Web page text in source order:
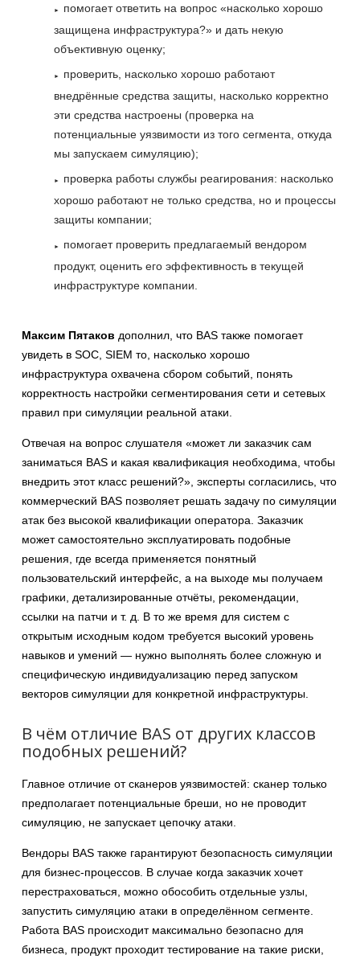
помогает ответить на вопрос «насколько хорошо
защищена инфраструктура?» и дать некую
объективную оценку;
проверить, насколько хорошо работают
внедрённые средства защиты, насколько корректно
эти средства настроены (проверка на
потенциальные уязвимости из того сегмента, откуда
мы запускаем симуляцию);
проверка работы службы реагирования: насколько
хорошо работают не только средства, но и процессы
защиты компании;
помогает проверить предлагаемый вендором
продукт, оценить его эффективность в текущей
инфраструктуре компании.
Максим Пятаков дополнил, что BAS также помогает
увидеть в SOC, SIEM то, насколько хорошо
инфраструктура охвачена сбором событий, понять
корректность настройки сегментирования сети и сетевых
правил при симуляции реальной атаки.
Отвечая на вопрос слушателя «может ли заказчик сам
заниматься BAS и какая квалификация необходима, чтобы
внедрить этот класс решений?», эксперты согласились, что
коммерческий BAS позволяет решать задачу по симуляции
атак без высокой квалификации оператора. Заказчик
может самостоятельно эксплуатировать подобные
решения, где всегда применяется понятный
пользовательский интерфейс, а на выходе мы получаем
графики, детализированные отчёты, рекомендации,
ссылки на патчи и т. д. В то же время для систем с
открытым исходным кодом требуется высокий уровень
навыков и умений — нужно выполнять более сложную и
специфическую индивидуализацию перед запуском
векторов симуляции для конкретной инфраструктуры.
В чём отличие BAS от других классов
подобных решений?
Главное отличие от сканеров уязвимостей: сканер только
предполагает потенциальные бреши, но не проводит
симуляцию, не запускает цепочку атаки.
Вендоры BAS также гарантируют безопасность симуляции
для бизнес-процессов. В случае когда заказчик хочет
перестраховаться, можно обособить отдельные узлы,
запустить симуляцию атаки в определённом сегменте.
Работа BAS происходит максимально безопасно для
бизнеса, продукт проходит тестирование на такие риски,